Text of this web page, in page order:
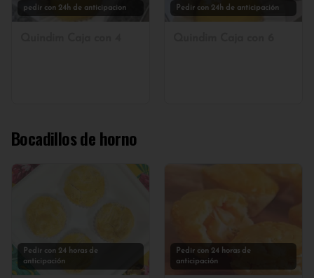
pedir con 24h de anticipacion Pedir con 24h de anticipación
Bocadillos de horno
Pedir con 24 horas de
anticipación
Pedir con 24 horas de
anticipación